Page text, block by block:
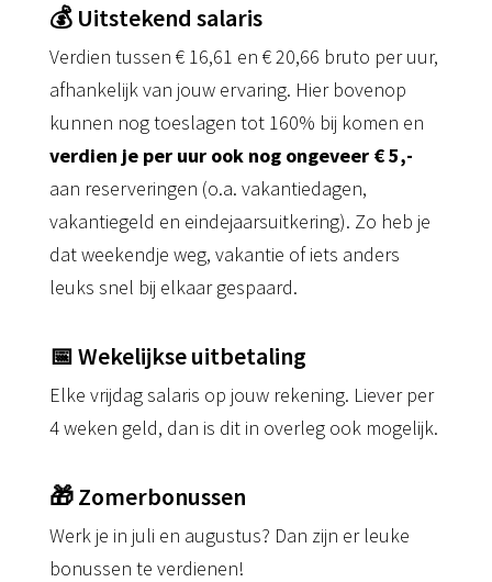
💰 Uitstekend salaris
Verdien tussen € 16,61 en € 20,66 bruto per uur,
afhankelijk van jouw ervaring. Hier bovenop
kunnen nog toeslagen tot 160% bij komen en
verdien je per uur ook nog ongeveer € 5,-
aan reserveringen (o.a. vakantiedagen,
vakantiegeld en eindejaarsuitkering). Zo heb je
dat weekendje weg, vakantie of iets anders
leuks snel bij elkaar gespaard.
📅 Wekelijkse uitbetaling
Elke vrijdag salaris op jouw rekening. Liever per
4 weken geld, dan is dit in overleg ook mogelijk.
🎁 Zomerbonussen
Werk je in juli en augustus? Dan zijn er leuke
bonussen te verdienen!